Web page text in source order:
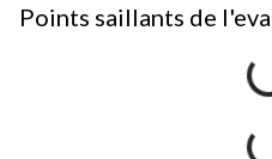
Points saillants de